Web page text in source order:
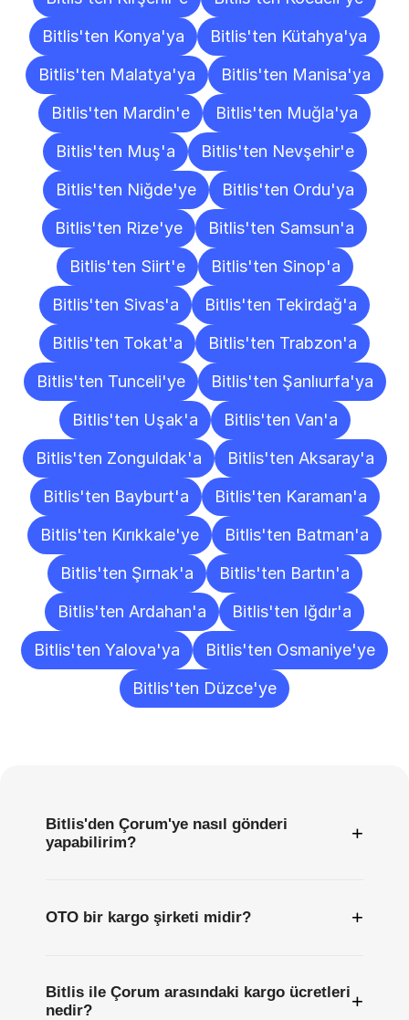
Bitlis'ten Konya'ya
Bitlis'ten Kütahya'ya
Bitlis'ten Malatya'ya
Bitlis'ten Manisa'ya
Bitlis'ten Mardin'e
Bitlis'ten Muğla'ya
Bitlis'ten Muş'a
Bitlis'ten Nevşehir'e
Bitlis'ten Niğde'ye
Bitlis'ten Ordu'ya
Bitlis'ten Rize'ye
Bitlis'ten Samsun'a
Bitlis'ten Siirt'e
Bitlis'ten Sinop'a
Bitlis'ten Sivas'a
Bitlis'ten Tekirdağ'a
Bitlis'ten Tokat'a
Bitlis'ten Trabzon'a
Bitlis'ten Tunceli'ye
Bitlis'ten Şanlıurfa'ya
Bitlis'ten Uşak'a
Bitlis'ten Van'a
Bitlis'ten Zonguldak'a
Bitlis'ten Aksaray'a
Bitlis'ten Bayburt'a
Bitlis'ten Karaman'a
Bitlis'ten Kırıkkale'ye
Bitlis'ten Batman'a
Bitlis'ten Şırnak'a
Bitlis'ten Bartın'a
Bitlis'ten Ardahan'a
Bitlis'ten Iğdır'a
Bitlis'ten Yalova'ya
Bitlis'ten Osmaniye'ye
Bitlis'ten Düzce'ye
Bitlis'den Çorum'ye nasıl gönderi
yapabilirim?
+
OTO bir kargo şirketi midir? +
Bitlis ile Çorum arasındaki kargo ücretleri
nedir?
+